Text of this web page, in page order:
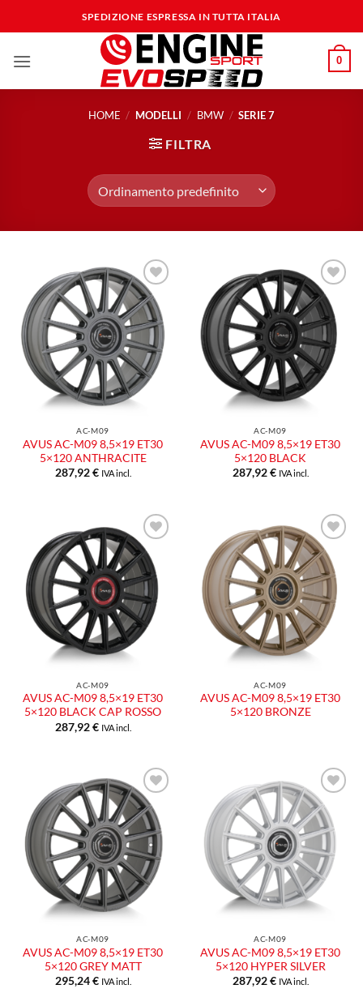
ai
SPEDIZIONE ESPRESSA IN TUTTA ITALIA
0
HOME / MODELLI / BMW / SERIE 7
FILTRA
Aggiungi
alla lista
dei
desideri
AC-M09
AVUS AC-M09 8,5×19 ET30
5×120 ANTHRACITE
287,92€ IVA incl.
Aggiungi
alla lista
dei
desideri
AC-M09
AVUS AC-M09 8,5×19 ET30
5×120 BLACK
287,92€ IVA incl.
Aggiungi
alla lista
dei
desideri
AC-M09
AVUS AC-M09 8,5×19 ET30
5×120 BLACK CAP ROSSO
287,92€ IVA incl.
Aggiungi
alla lista
dei
desideri
AC-M09
AVUS AC-M09 8,5×19 ET30
5×120 BRONZE
Aggiungi
alla lista
dei
desideri
AC-M09
AVUS AC-M09 8,5×19 ET30
5×120 GREY MATT
295,24€ IVA incl.
Aggiungi
alla lista
dei
desideri
AC-M09
AVUS AC-M09 8,5×19 ET30
5×120 HYPER SILVER
287,92€ IVA incl.